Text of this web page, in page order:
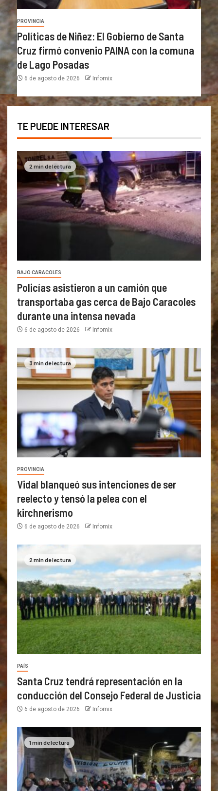
PROVINCIA
Políticas de Niñez: El Gobierno de Santa
Cruz firmó convenio PAINA con la comuna
de Lago Posadas
6 de agosto de 2026 Infomix
TE PUEDE INTERESAR
2 min de lectura
BAJO CARACOLES
Policías asistieron a un camión que
transportaba gas cerca de Bajo Caracoles
durante una intensa nevada
6 de agosto de 2026 Infomix
3 min de lectura
PROVINCIA
Vidal blanqueó sus intenciones de ser
reelecto y tensó la pelea con el
kirchnerismo
6 de agosto de 2026 Infomix
2 min de lectura
PAÍS
Santa Cruz tendrá representación en la
conducción del Consejo Federal de Justicia
6 de agosto de 2026 Infomix
1 min de lectura